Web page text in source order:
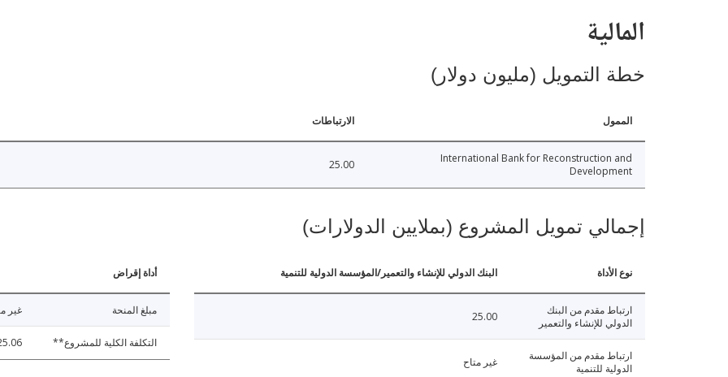
المالية
خطة التمويل (مليون دولار)
الممول الارتباطات
International Bank for Reconstruction and
Development
25.00
إجمالي تمويل المشروع (بملايين الدولارات)
نوع الأداة البنك الدولي للإنشاء والتعمير/المؤسسة الدولية للتنمية
ارتباط مقدم من البنك
الدولي للإنشاء والتعمير
25.00
ارتباط مقدم من المؤسسة
الدولية للتنمية
غير متاح
أداة إقراض
مبلغ المنحة غير
التكلفة الكلية للمشروع**